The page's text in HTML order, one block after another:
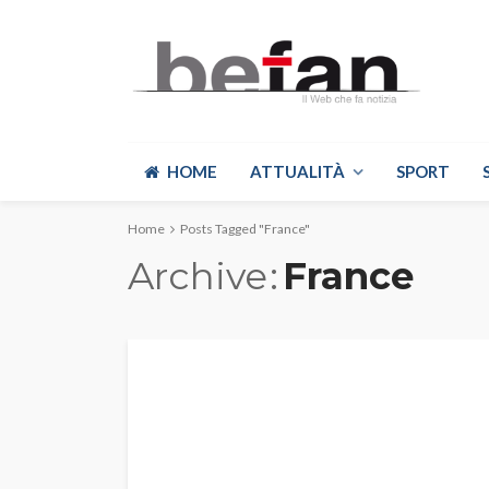
HOME ATTUALITÀ SPORT
Home Posts Tagged "France"
Archive France